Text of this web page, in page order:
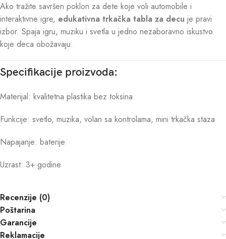
Ako tražite savršen poklon za dete koje voli automobile i
interaktivne igre, edukativna trkačka tabla za decu je pravi
izbor. Spaja igru, muziku i svetla u jedno nezaboravno iskustvo
koje deca obožavaju.
Specifikacije proizvoda:
Materijal: kvalitetna plastika bez toksina
Funkcije: svetlo, muzika, volan sa kontrolama, mini trkačka staza
Napajanje: baterije
Uzrast: 3+ godine
Recenzije (0)
Poštarina
Garancije
Reklamacije